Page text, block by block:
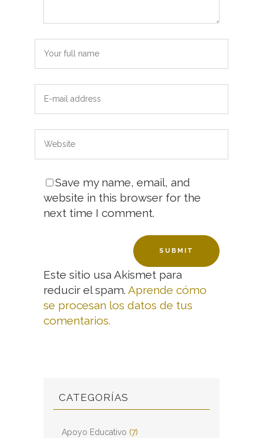
Save my name, email, and
website in this browser for the
next time I comment.
Este sitio usa Akismet para
reducir el spam. Aprende cómo
se procesan los datos de tus
comentarios.
CATEGORÍAS
Apoyo Educativo (7)